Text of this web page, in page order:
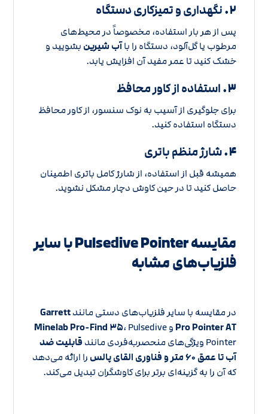
۲. نگهداری و تمیزکاری دستگاه
پس از هر بار استفاده، مخصوصاً در محیط‌های
مرطوب یا گل‌آلود، دستگاه را باآب شیرین بشویید و
خشک کنید تا عمر مفید آن افزایش یابد.
۳. استفاده از کاور محافظ
برای جلوگیری از آسیب به نوک سنسور، از کاور محافظ
دستگاه استفاده کنید.
۴. شارژ منظم باتری
همیشه قبل از استفاده، از شارژ کامل باتری اطمینان
حاصل کنید تا در حین کاوش دچار مشکل نشوید.
مقایسه Pulsedive Pointer با سایر
فلزیاب‌های مشابه
در مقایسه با سایر فلزیاب‌های دستی مانندGarrett
Pro Pointer AT و Minelab Pro-Find ۳۵، Pulsedive
Pointer ویژگی‌های منحصربه‌فردی مانند
قابلیت ضد
آب تا عمق ۶۰ متر و فناوری القای پالس
را ارائه می‌دهد
که آن را به گزینه‌ای برتر برای کاوشگران تبدیل می‌کند.